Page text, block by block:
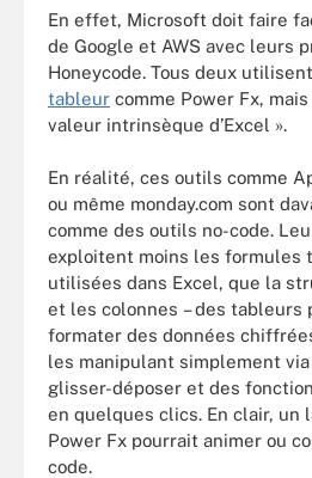
En effet, Microsoft doit faire
de Google et AWS avec leurs
Honeycode. Tous deux
tableur comme Power Fx, mais
valeur intrinsèque d’Excel ».
En réalité, ces outils comme
ou même monday.com sont
comme des outils no-code.
exploitent moins les formules
utilisées dans Excel, que la
et les colonnes – des tableurs
formater des données
les manipulant simplement
glisser-déposer et des
en quelques clics. En clair, un
Power Fx pourrait animer ou
code.